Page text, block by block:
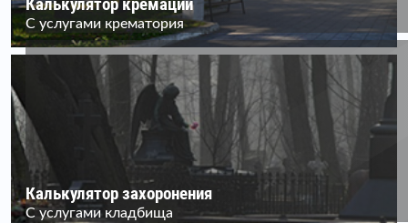
Калькулятор кремации
С услугами крематория
Калькулятор захоронения
С услугами кладбища